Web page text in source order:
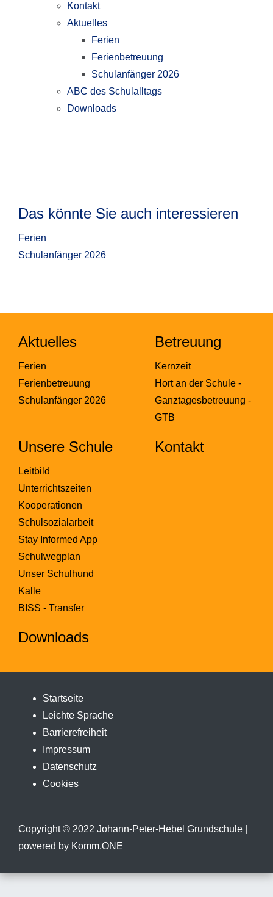
Kontakt
Aktuelles
Ferien
Ferienbetreuung
Schulanfänger 2026
ABC des Schulalltags
Downloads
Das könnte Sie auch interessieren
Ferien
Schulanfänger 2026
Aktuelles
Ferien
Ferienbetreuung
Schulanfänger 2026
Betreuung
Kernzeit
Hort an der Schule -
Ganztagesbetreuung -
GTB
Unsere Schule
Leitbild
Unterrichtszeiten
Kooperationen
Schulsozialarbeit
Stay Informed App
Schulwegplan
Unser Schulhund
Kalle
BISS - Transfer
Kontakt
Downloads
Startseite
Leichte Sprache
Barrierefreiheit
Impressum
Datenschutz
Cookies
Copyright © 2022 Johann-Peter-Hebel Grundschule |
powered by Komm.ONE